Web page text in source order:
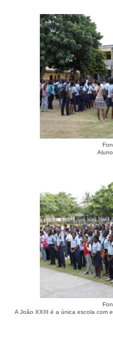
A João XXIII é a única escola com